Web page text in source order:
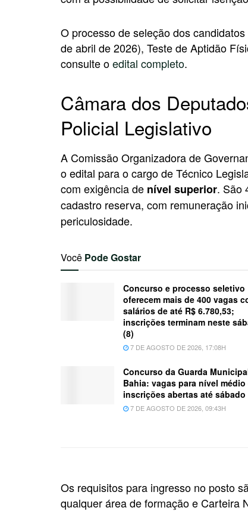
O processo de seleção dos
de abril de 2026), Teste de Aptidão
consulte oedital completo.
Câmara dos
Policial Legislativo
A Comissão Organizadora de
o edital para o cargo de Técnico
com exigência de nível superior. São
cadastro reserva, com remuneração
periculosidade.
Você Pode Gostar
Concurso e processo seletivo
oferecem mais de 400 vagas
salários de até R$ 6.780,53;
inscrições terminam neste
(8)
7 DE AGOSTO DE 2026, 17:08H
Concurso da Guarda
Bahia: vagas para nível médio
inscrições abertas até sábado
7 DE AGOSTO DE 2026, 09:43H
Os requisitos para ingresso no posto
qualquer área de formação e Carteira